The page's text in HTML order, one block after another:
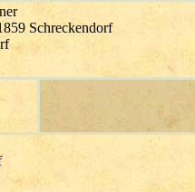
Schreckendorf